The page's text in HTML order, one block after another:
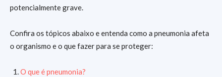
potencialmente grave.
Confira os tópicos abaixo e entenda como a pneumonia afeta
o organismo e o que fazer para se proteger:
O que é pneumonia?